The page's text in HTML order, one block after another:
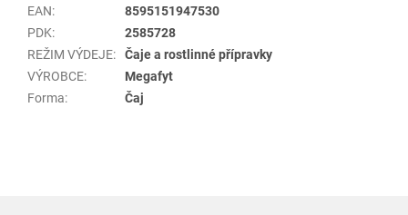
EAN:
8595151947530
PDK:
2585728
REŽIM VÝDEJE:
Čaje a rostlinné přípravky
VÝROBCE:
Megafyt
Forma: Čaj